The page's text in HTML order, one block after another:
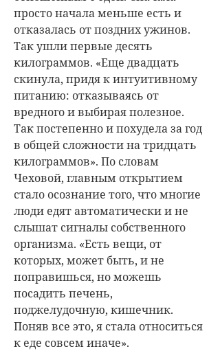
просто начала меньше есть и
отказалась от поздних ужинов.
Так ушли первые десять
килограммов. «Еще двадцать
скинула, придя к интуитивному
питанию: отказываясь от
вредного и выбирая полезное.
Так постепенно и похудела за год
в общей сложности на тридцать
килограммов». По словам
Чеховой, главным открытием
стало осознание того, что многие
люди едят автоматически и не
слышат сигналы собственного
организма. «Есть вещи, от
которых, может быть, и не
поправишься, но можешь
посадить печень,
поджелудочную, кишечник.
Поняв все это, я стала относиться
к еде совсем иначе».